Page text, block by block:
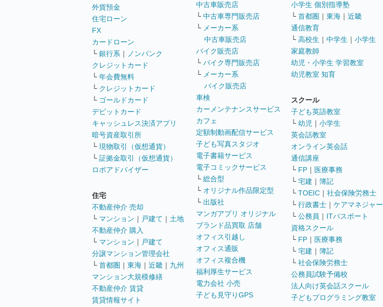
外貨預金
住宅ローン
FX
カードローン
└ 銀行系 ｜
ノンバンク
クレジットカード
└ 年会費無料
└ クレジットカード
└ ゴールドカード
デビットカード
キャッシュレス決済アプリ
暗号資産取引所
└ 現物取引（仮想通貨）
└ 証拠金取引（仮想通貨）
ロボアドバイザー
住宅
不動産仲介 売却
└ マンション ｜ 戸建て ｜ 土地
不動産仲介 購入
└ マンション ｜ 戸建て
分譲マンション管理会社
└ 首都圏 ｜ 東海 ｜ 近畿 ｜ 九州
マンション大規模修繕
不動産仲介 賃貸
賃貸情報サイト
中古車販売店
└ 中古車専門販売店
└ メーカー系
中古車販売店
バイク販売店
└ バイク専門販売店
└ メーカー系
バイク販売店
車検
カーメンテナンスサービス
カフェ
定額制動画配信サービス
子ども写真スタジオ
電子書籍サービス
電子コミックサービス
└ 総合型
└ オリジナル作品限定型
└ 出版社
マンガアプリ オリジナル
ブランド品買取 店舗
オフィス引越し
オフィス通販
オフィス複合機
福利厚生サービス
電力会社 小売
子ども見守りGPS
小学生 個別指導塾
└ 首都圏 ｜ 東海 ｜ 近畿
通信教育
└ 高校生 ｜ 中学生 ｜ 小学生
家庭教師
幼児・小学生 学習教室
幼児教室 知育
スクール
子ども英語教室
└ 幼児 ｜ 小学生
英会話教室
オンライン英会話
通信講座
└ FP ｜ 医療事務
└ 宅建 ｜ 簿記
└ TOEIC ｜ 社会保険労務士
└ 行政書士 ｜ ケアマネジャー
└ 公務員 ｜ ITパスポート
資格スクール
└ FP ｜ 医療事務
└ 宅建 ｜ 簿記
└ 社会保険労務士
公務員試験予備校
法人向け英会話スクール
子どもプログラミング教室